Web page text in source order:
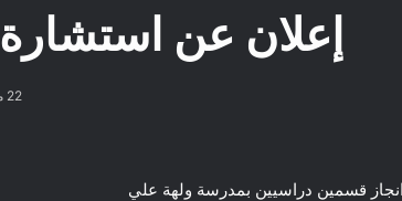
إعلان عن استشارة 2023/06 بلدية المسيلة
22 مارس، 2023
قسمين دراسيين بمدرسة ولهة علي